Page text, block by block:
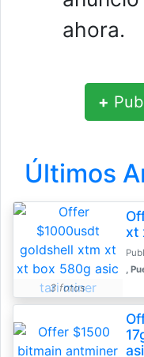
ahora.
+
Últimos
3 fotos
xt
,